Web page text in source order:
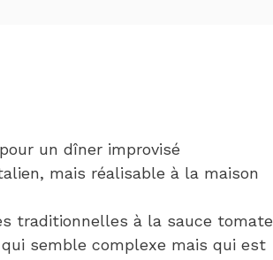
un dîner improvisé
mais réalisable à la maison
traditionnelles à la sauce tomate
semble complexe mais qui est